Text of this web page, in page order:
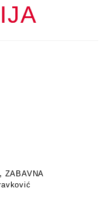
, ZABAVNA